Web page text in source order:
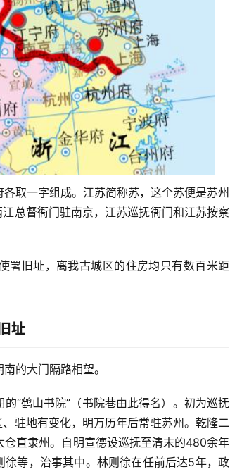
取一字组成。江苏简称苏，这个苏便是苏州
总督衙门驻南京，江苏巡抚衙门和江苏按察
署旧址，离我古城区的住房均只有数百米距
址
的大门隔路相望。
“鹤山书院”（书院巷由此得名）。初为巡抚
驻地有变化，明万历年后常驻苏州。乾隆二
直隶州。自明宣德设巡抚至清末的480余年
等，治事其中。林则徐在任前后达5年，政